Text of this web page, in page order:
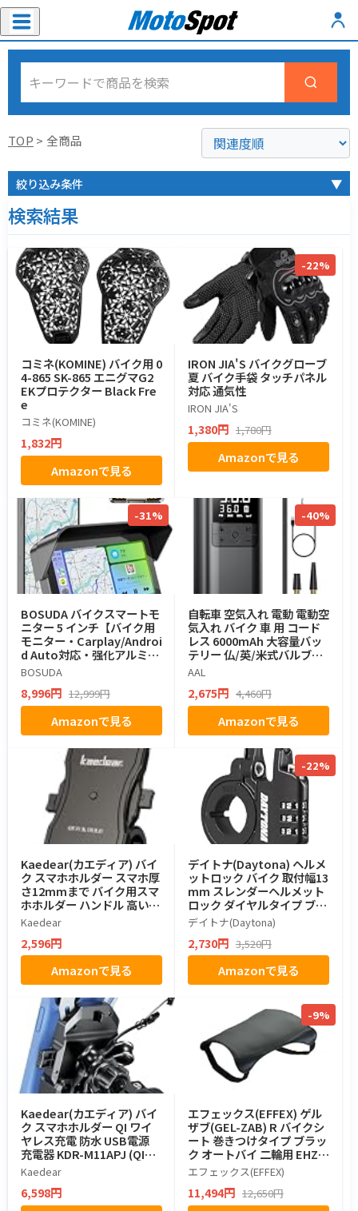
TOP > 全商品
絞り込み条件 ▼
検索結果
コミネ(KOMINE) バイク用 0
4-865 SK-865 エニグマG2
EKプロテクター Black Fre
e
コミネ(KOMINE)
1,832円
Amazonで見る
-22%
IRON JIA'S バイクグローブ
夏 バイク手袋 タッチパネル
対応 通気性
IRON JIA'S
1,380円 1,780円
Amazonで見る
-31%
BOSUDA バイクスマートモ
ニター 5 インチ【バイク用
モニター・Carplay/Androi
d Auto対応・强化アルミ合
金ホルダ】IPS液晶タッチス
クリーン バイクナビ ワイヤ
レス スマホ連携 輝度自動調
整 IPX65防水防塵 耐熱 耐衝
撃性 音声アシスタント/音楽
再生/通話/ナビゲーション
対応 インカム対応 usbケー
ブル付き 日本技適取得済み
BOSUDA
8,996円 12,999円
Amazonで見る
-40%
自転車 空気入れ 電動 電動空
気入れ バイク 車 用 コード
レス 6000mAh 大容量バッ
テリー 仏/英/米式バルブ対
応 自動停止 低騒音 エアポン
プ
AAL
2,675円 4,460円
Amazonで見る
Kaedear(カエディア) バイ
ク スマホホルダー スマホ厚
さ12mmまで バイク用スマ
ホホルダー ハンドル 高い脱
着操作性 KDR-M11C
Kaedear
2,596円
Amazonで見る
-22%
デイトナ(Daytona) ヘルメ
ットロック バイク 取付幅13
mm スレンダーヘルメット
ロック ダイヤルタイプ ブラ
ック 42183
デイトナ(Daytona)
2,730円 3,520円
Amazonで見る
Kaedear(カエディア) バイ
ク スマホホルダー QI ワイ
ヤレス充電 防水 USB電源
充電器 KDR-M11APJ (QI&U
SB/振動吸収)
Kaedear
6,598円
-9%
エフェックス(EFFEX) ゲル
ザブ(GEL-ZAB) R バイクシ
ート 巻きつけタイプ ブラッ
ク オートバイ 二輪用 EHZ3
136
エフェックス(EFFEX)
11,494円 12,650円